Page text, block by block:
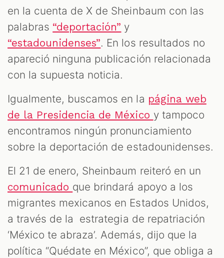
en la cuenta de X de Sheinbaum con las
palabras “deportación” y
“estadounidenses”. En los resultados no
apareció ninguna publicación relacionada
con la supuesta noticia.
Igualmente, buscamos en la página web
de la Presidencia de México y tampoco
encontramos ningún pronunciamiento
sobre la deportación de estadounidenses.
El 21 de enero, Sheinbaum reiteró en un
comunicado que brindará apoyo a los
migrantes mexicanos en Estados Unidos,
a través de la estrategia de repatriación
‘México te abraza’. Además, dijo que la
política “Quédate en México”, que obliga a